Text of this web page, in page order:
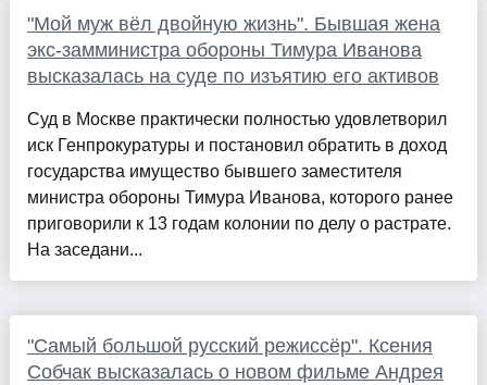
"Мой муж вёл двойную жизнь". Бывшая жена
экс-замминистра обороны Тимура Иванова
высказалась на суде по изъятию его активов
Суд в Москве практически полностью удовлетворил
иск Генпрокуратуры и постановил обратить в доход
государства имущество бывшего заместителя
министра обороны Тимура Иванова, которого ранее
приговорили к 13 годам колонии по делу о растрате.
На заседани...
"Самый большой русский режиссёр". Ксения
Собчак высказалась о новом фильме Андрея